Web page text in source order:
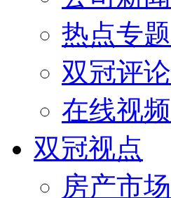
热点专题
双冠评论
在线视频
双冠视点
房产市场